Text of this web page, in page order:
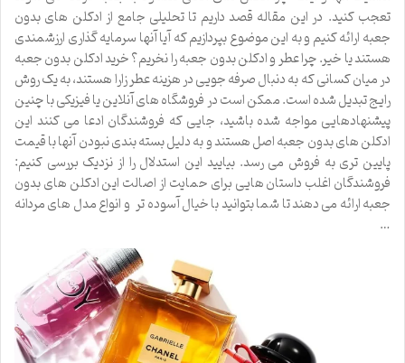
تعجب کنید. در این مقاله قصد داریم تا تحلیلی جامع از ادکلن های بدون
جعبه ارائه کنیم و به این موضوع بپردازیم که آیا آنها سرمایه گذاری ارزشمندی
هستند یا خیر. چرا عطر و ادکلن بدون جعبه را نخریم؟ خرید ادکلن بدون جعبه
در میان کسانی که به دنبال صرفه جویی در هزینه عطر زارا هستند، به یک روش
رایج تبدیل شده است. ممکن است در فروشگاه های آنلاین یا فیزیکی با چنین
پیشنهادهایی مواجه شده باشید، جایی که فروشندگان ادعا می کنند این
ادکلن های بدون جعبه اصل هستند و به دلیل بسته بندی نبودن آنها با قیمت
پایین تری به فروش می رسد. بیایید این استدلال را از نزدیک بررسی کنیم:
فروشندگان اغلب داستان هایی برای حمایت از اصالت این ادکلن های بدون
جعبه ارائه می دهند تا شما بتوانید با خیال آسوده تر و انواع مدل های مردانه
…